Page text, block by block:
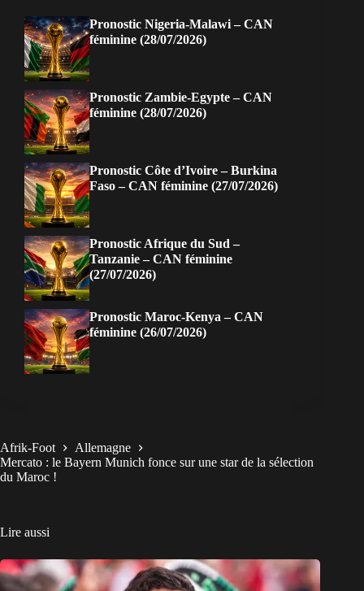
Pronostic Nigeria-Malawi – CAN
féminine (28/07/2026)
Pronostic Zambie-Egypte – CAN
féminine (28/07/2026)
Pronostic Côte d’Ivoire – Burkina
Faso – CAN féminine (27/07/2026)
Pronostic Afrique du Sud –
Tanzanie – CAN féminine
(27/07/2026)
Pronostic Maroc-Kenya – CAN
féminine (26/07/2026)
Afrik-Foot
Allemagne
Mercato : le Bayern Munich fonce sur une star de la sélection
du Maroc !
Lire aussi